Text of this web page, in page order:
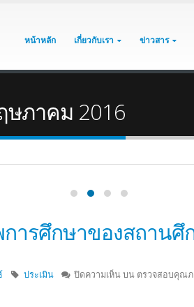
หน้าหลัก เกี่ยวกับเรา ข่าวสาร
ษภาคม 2016